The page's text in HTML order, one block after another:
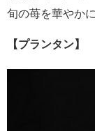
旬の苺を華やか
【プランタン】